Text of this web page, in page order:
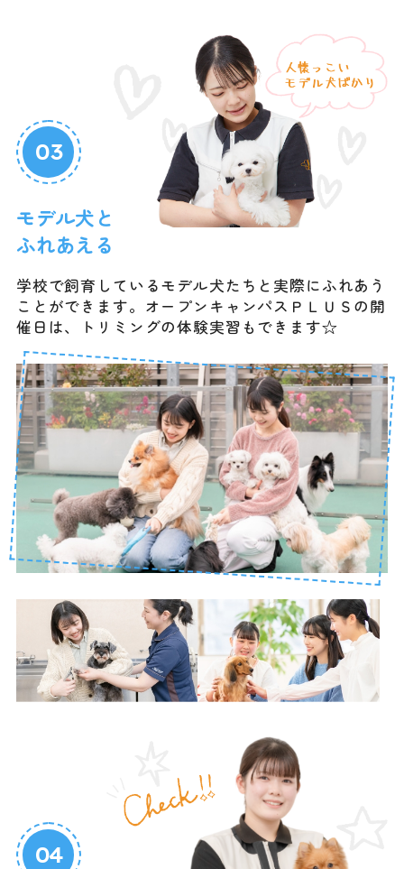
03
モデル犬と
ふれあえる
学校で飼育しているモデル犬たちと実際にふれあう
ことができます。オープンキャンパスＰＬＵＳの開
催日は、トリミングの体験実習もできます☆
04